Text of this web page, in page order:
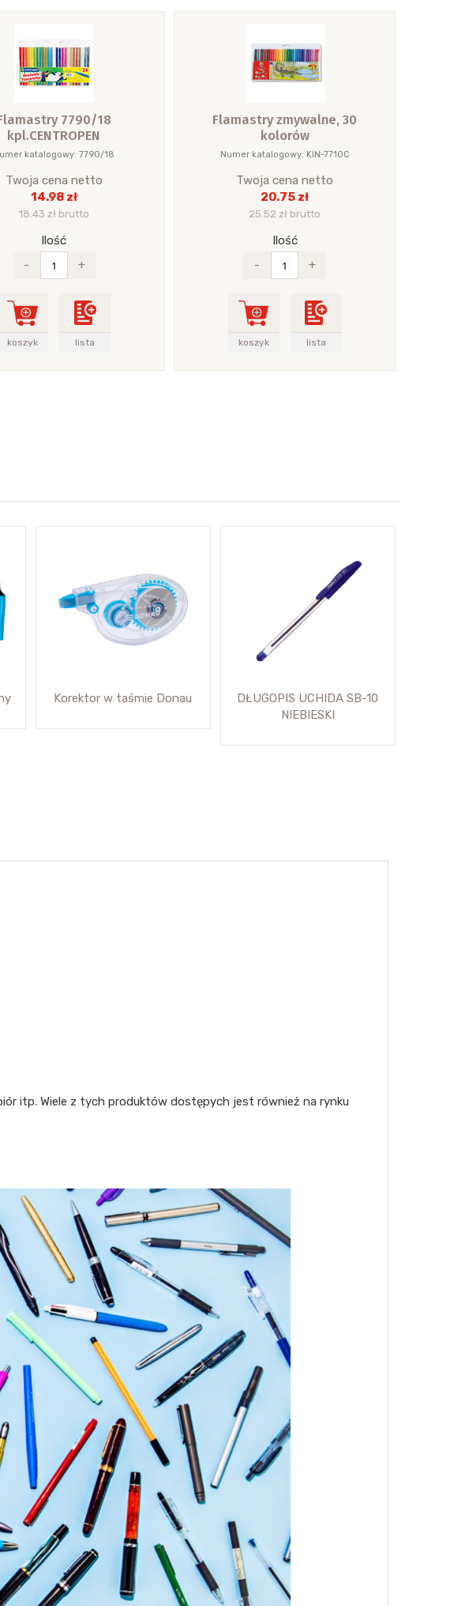
7790/18
kpl.CENTROPEN
katalogowy: 7790/18
Twoja cena netto
14.98 zł
18.43 zł brutto
Ilość
-
+
koszyk lista
Flamastry zmywalne, 30
kolorów
Numer katalogowy: KIN-7710C
Twoja cena netto
20.75 zł
25.52 zł brutto
Ilość
-
+
koszyk lista
Korektor w taśmie Donau
DŁUGOPIS UCHIDA SB-10
NIEBIESKI
itp. Wiele z tych produktów dostępych jest również na rynku